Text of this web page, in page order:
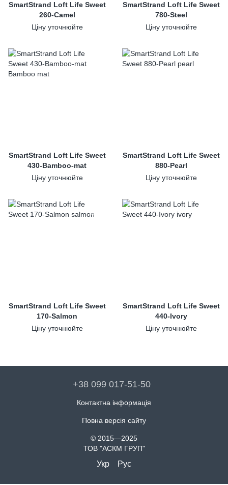
SmartStrand Loft Life Sweet
260-Camel
Ціну уточнюйте
SmartStrand Loft Life Sweet
780-Steel
Ціну уточнюйте
SmartStrand Loft Life Sweet
430-Bamboo-mat
Ціну уточнюйте
SmartStrand Loft Life Sweet
880-Pearl
Ціну уточнюйте
SmartStrand Loft Life Sweet
170-Salmon
Ціну уточнюйте
SmartStrand Loft Life Sweet
440-Ivory
Ціну уточнюйте
+38 099 017-51-50
Контактна інформація
Повна версія сайту
© 2015—2025
ТОВ "АСКМ ГРУП"
Укр Рус